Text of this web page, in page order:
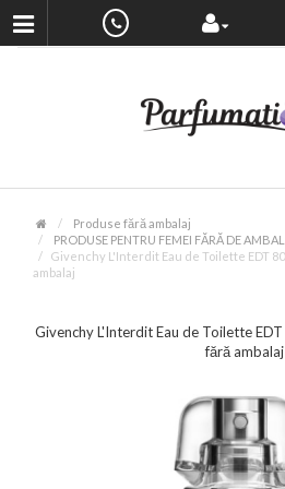
Produse fără ambalaj
PRODUSE PENTRU FEMEI FĂRĂ DE
Givenchy L'Interdit Eau de Toilette EDT
ambalaj
Givenchy L'Interdit Eau de Toilette
fără ambalaj